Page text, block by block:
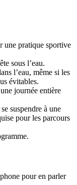
une pratique sportive
sous l’eau.
l’eau, même si les
évitables.
journée entière
suspendre à une
pour les parcours
pour en parler